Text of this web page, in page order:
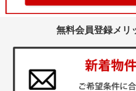
無料会員登録メリ